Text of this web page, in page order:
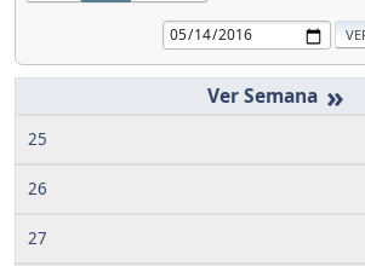
»
25
26
27